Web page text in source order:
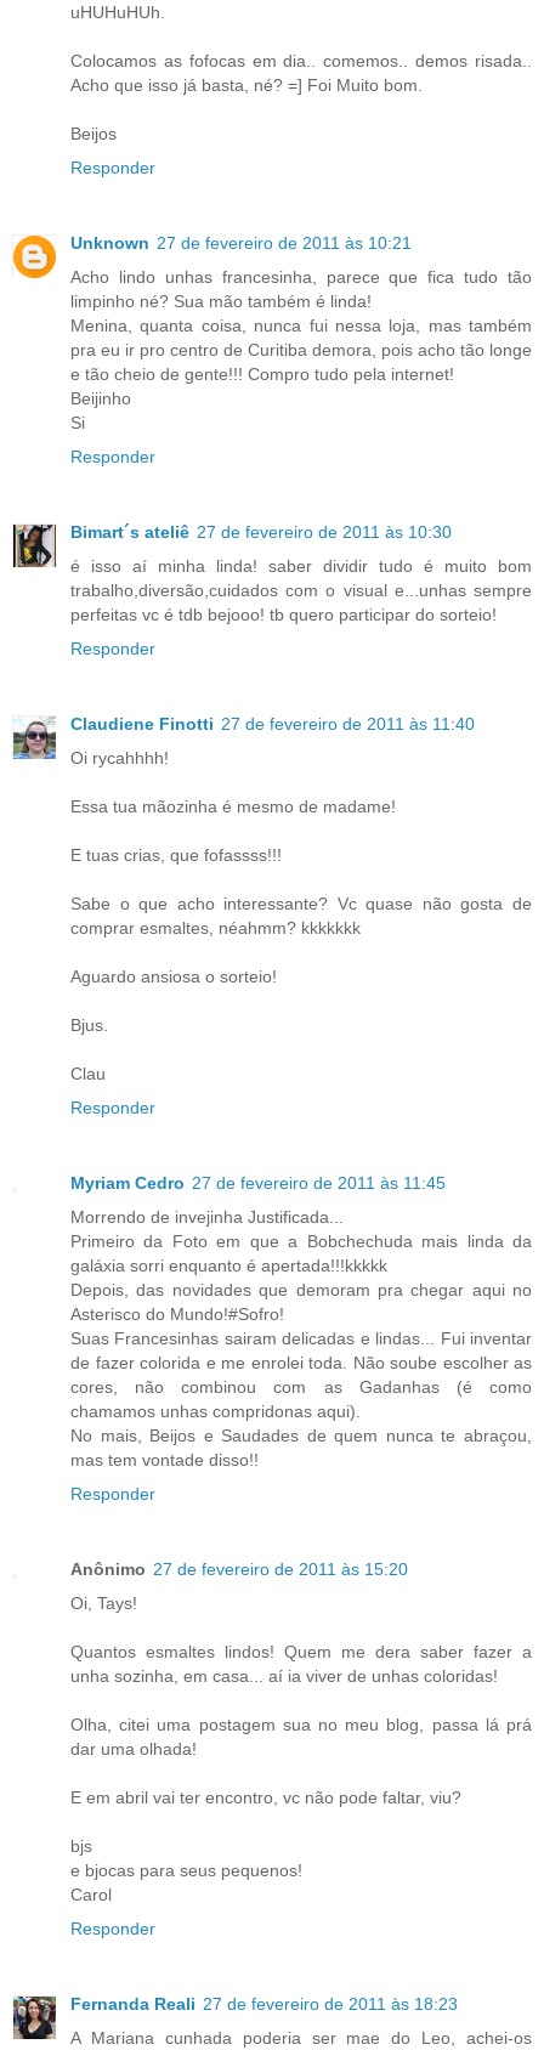
uHUHuHUh.
Colocamos as fofocas em dia.. comemos.. demos risada..
Acho que isso já basta, né? =] Foi Muito bom.
Beijos
Responder
Unknown 27 de fevereiro de 2011 às 10:21
Acho lindo unhas francesinha, parece que fica tudo tão
limpinho né? Sua mão também é linda!
Menina, quanta coisa, nunca fui nessa loja, mas também
pra eu ir pro centro de Curitiba demora, pois acho tão longe
e tão cheio de gente!!! Compro tudo pela internet!
Beijinho
Si
Responder
Bimart´s ateliê 27 de fevereiro de 2011 às 10:30
é isso aí minha linda! saber dividir tudo é muito bom
trabalho,diversão,cuidados com o visual e...unhas sempre
perfeitas vc é tdb bejooo! tb quero participar do sorteio!
Responder
Claudiene Finotti 27 de fevereiro de 2011 às 11:40
Oi rycahhhh!
Essa tua mãozinha é mesmo de madame!
E tuas crias, que fofassss!!!
Sabe o que acho interessante? Vc quase não gosta de
comprar esmaltes, néahmm? kkkkkkk
Aguardo ansiosa o sorteio!
Bjus.
Clau
Responder
Myriam Cedro 27 de fevereiro de 2011 às 11:45
Morrendo de invejinha Justificada...
Primeiro da Foto em que a Bobchechuda mais linda da
galáxia sorri enquanto é apertada!!!kkkkk
Depois, das novidades que demoram pra chegar aqui no
Asterisco do Mundo!#Sofro!
Suas Francesinhas sairam delicadas e lindas... Fui inventar
de fazer colorida e me enrolei toda. Não soube escolher as
cores, não combinou com as Gadanhas (é como
chamamos unhas compridonas aqui).
No mais, Beijos e Saudades de quem nunca te abraçou,
mas tem vontade disso!!
Responder
Anônimo 27 de fevereiro de 2011 às 15:20
Oi, Tays!
Quantos esmaltes lindos! Quem me dera saber fazer a
unha sozinha, em casa... aí ia viver de unhas coloridas!
Olha, citei uma postagem sua no meu blog, passa lá prá
dar uma olhada!
E em abril vai ter encontro, vc não pode faltar, viu?
bjs
e bjocas para seus pequenos!
Carol
Responder
Fernanda Reali 27 de fevereiro de 2011 às 18:23
A Mariana cunhada poderia ser mae do Leo, achei-os